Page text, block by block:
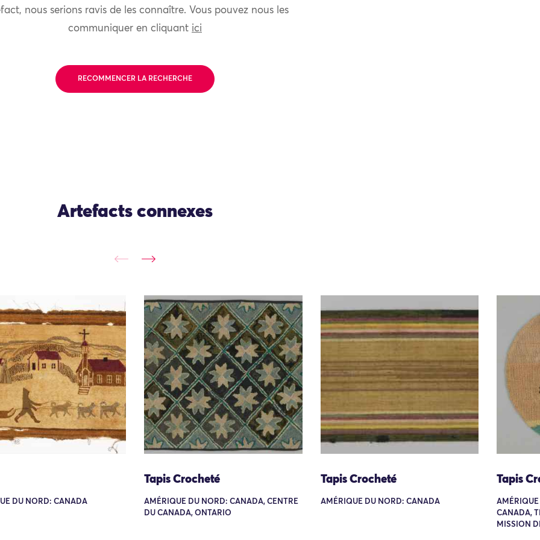
nous serions ravis de les connaître. Vous pouvez nous les
communiquer en cliquant ici
RECOMMENCER LA RECHERCHE
Artefacts connexes
DU NORD: CANADA
Tapis Crocheté
AMÉRIQUE DU NORD: CANADA, CENTRE
DU CANADA, ONTARIO
Tapis Crocheté
AMÉRIQUE DU NORD: CANADA
Tapis
CANADA,
MISSION